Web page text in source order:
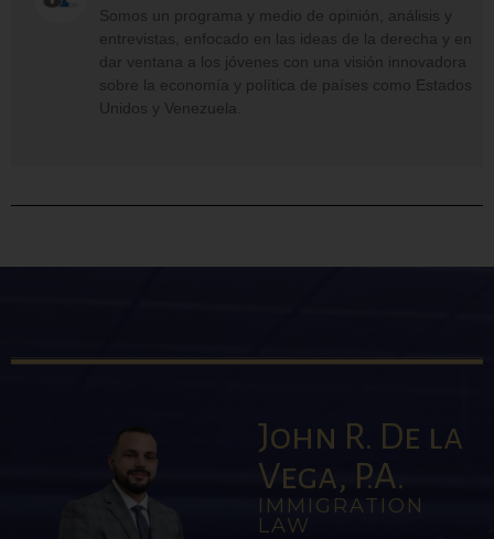
Somos un programa y medio de opinión, análisis y
entrevistas, enfocado en las ideas de la derecha y en
dar ventana a los jóvenes con una visión innovadora
sobre la economía y política de países como Estados
Unidos y Venezuela.
John R. De la
Vega, P.A.
IMMIGRATION
LAW